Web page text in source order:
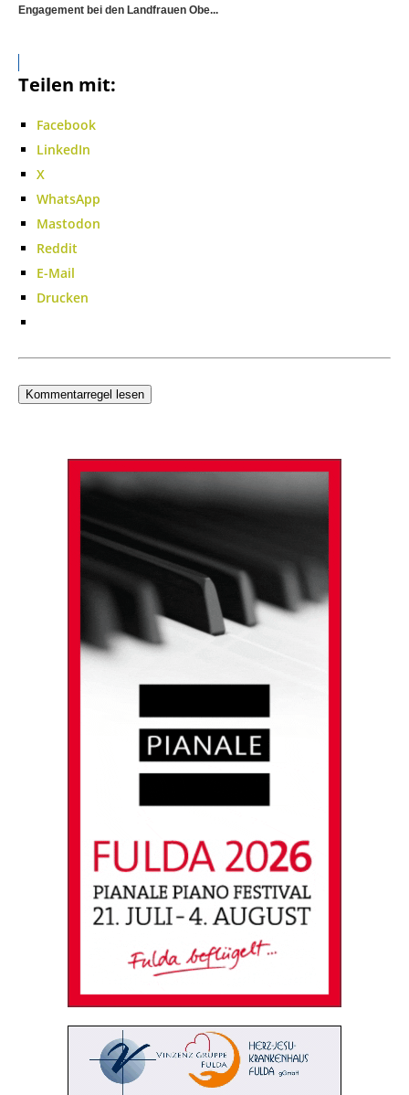
Engagement bei den Landfrauen Obe...
Teilen mit:
Facebook
LinkedIn
X
WhatsApp
Mastodon
Reddit
E-Mail
Drucken
Kommentarregel lesen